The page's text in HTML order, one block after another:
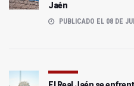
Jaén
PUBLICADO EL 08 DE